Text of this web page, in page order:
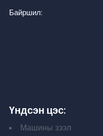
Байршил:
Үндсэн цэс:
Машины зээл